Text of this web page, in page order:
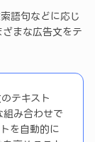
語句などに応じ
まな広告文をテ
テキスト
組み合わせで
を自動的に